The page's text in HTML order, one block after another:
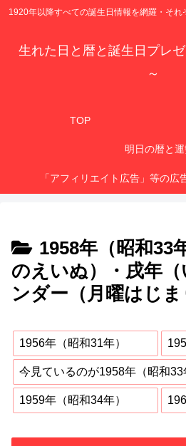
1920年以降すべての誕生日情報を網羅・そ
生れた日と暦と誕生日プレ
～
TOP
明日の暦と
「アフィリエイト広告」等の広
1958年（昭和33
のえいぬ）・戌年
ンダー（月曜はじま
1956年（昭和31年）
今見ているのが1958年（昭和33
1959年（昭和34年）